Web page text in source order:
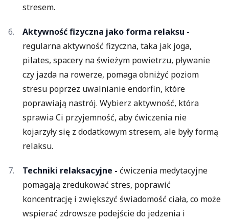
stresem.
Aktywność fizyczna jako forma relaksu -
regularna aktywność fizyczna, taka jak joga,
pilates, spacery na świeżym powietrzu, pływanie
czy jazda na rowerze, pomaga obniżyć poziom
stresu poprzez uwalnianie endorfin, które
poprawiają nastrój. Wybierz aktywność, która
sprawia Ci przyjemność, aby ćwiczenia nie
kojarzyły się z dodatkowym stresem, ale były formą
relaksu.
Techniki relaksacyjne - ćwiczenia medytacyjne
pomagają zredukować stres, poprawić
koncentrację i zwiększyć świadomość ciała, co może
wspierać zdrowsze podejście do jedzenia i